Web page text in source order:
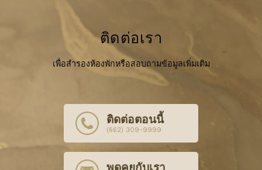
ติดต่อเรา
เพื่อสำรองห้องพักหรือสอบถามข้อมูลเพิ่มเติม
ติดต่อตอนนี้
(662) 309-9999